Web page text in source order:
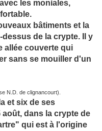
les moniales,
bâtiments et la
de la crypte. Il y
allée couverte qui
sans se mouiller d'un
clignancourt).
et six de ses
dans la crypte de
qui est à l'origine